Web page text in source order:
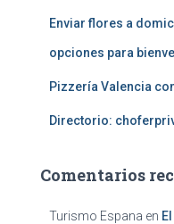
Enviar flores a
opciones para
Pizzería Valencia
Directorio:
Comentarios
Turismo Espana en